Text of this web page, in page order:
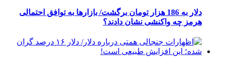
دلار به 186 هزار تومان برگشت/ بازارها به توافق احتمالی
هرمز چه واکنشی نشان دادند؟